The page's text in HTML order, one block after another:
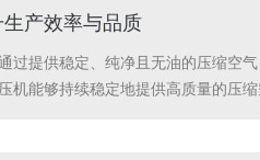
产效率与品质
过提供稳定、纯净且无油的压缩空
机能够持续稳定地提供高质量的
设备的运行和产品的最终质量。